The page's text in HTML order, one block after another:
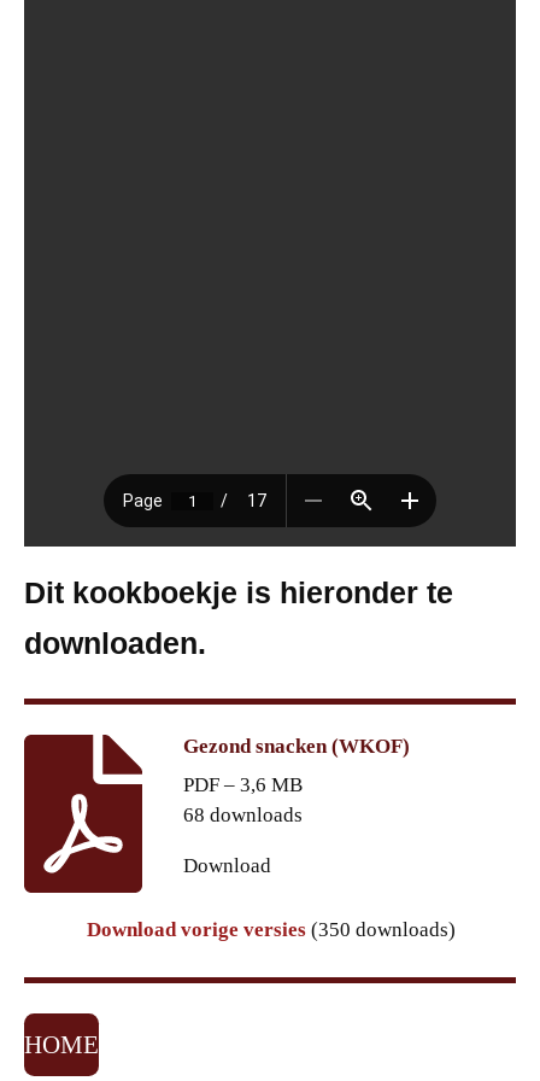
Dit kookboekje is hieronder te
downloaden.
Gezond snacken (WKOF)
PDF – 3,6 MB
68 downloads
Download
Download vorige versies (350 downloads)
HOME